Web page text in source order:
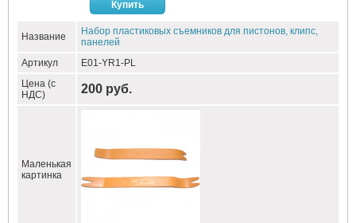
Название
Набор пластиковых съемников для пистонов, клипс,
панелей
Артикул
E01-YR1-PL
Цена (с
НДС)
200 руб.
Маленькая
картинка